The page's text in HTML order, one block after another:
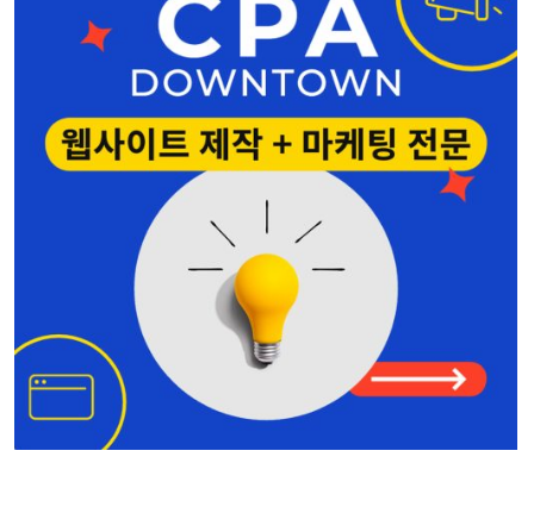
커머셜 • 비즈니스
425-829-7642
나은숙 공인회계사
Edmonds • Seattle
425-744-2742
심상준 부동산
425-772-1876